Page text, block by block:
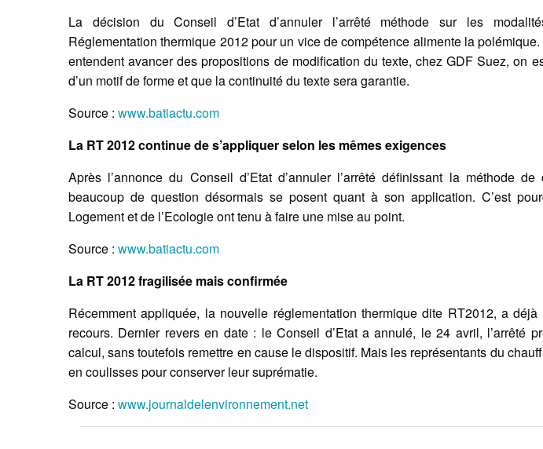
La décision du Conseil d’Etat d’annuler l’arrêté méthode sur les
Réglementation thermique 2012 pour un vice de compétence alimente la
entendent avancer des propositions de modification du texte, chez GDF Suez, on
d’un motif de forme et que la continuité du texte sera garantie.
Source : www.batiactu.com
La RT 2012 continue de s’appliquer selon les mêmes exigences
Après l’annonce du Conseil d’Etat d’annuler l’arrêté définissant la méthode
beaucoup de question désormais se posent quant à son application. C’est
Logement et de l’Ecologie ont tenu à faire une mise au point.
Source : www.batiactu.com
La RT 2012 fragilisée mais confirmée
Récemment appliquée, la nouvelle réglementation thermique dite RT2012, a
recours. Dernier revers en date : le Conseil d’Etat a annulé, le 24 avril, l’arrêté
calcul, sans toutefois remettre en cause le dispositif. Mais les représentants du
en coulisses pour conserver leur suprématie.
Source : www.journaldelenvironnement.net